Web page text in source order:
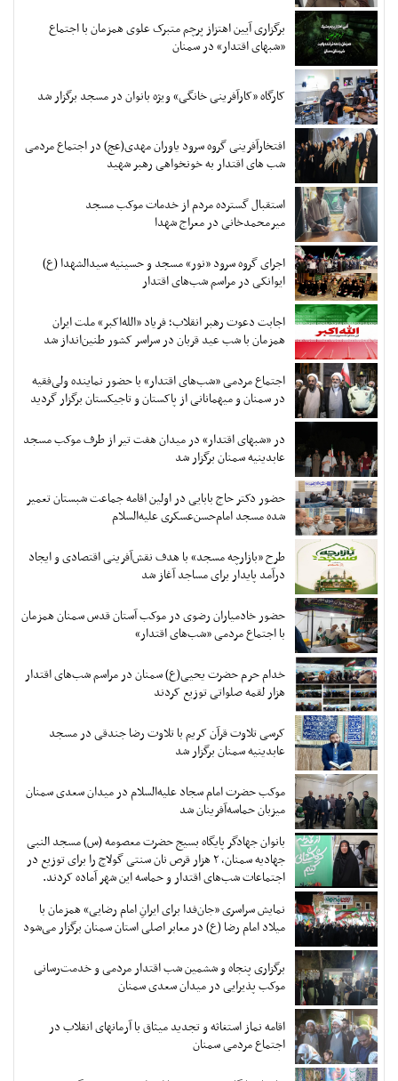
برگزاری آیین اهتزاز پرچم متبرک علوی همزمان با اجتماع
«شبهای اقتدار» در سمنان
کارگاه «کارآفرینی خانگی» ویژه بانوان در مسجد برگزار شد
افتخارآفرینی گروه سرود یاوران مهدی(عج) در اجتماع مردمی
شب های اقتدار به خونخواهی رهبر شهید
استقبال گسترده مردم از خدمات موکب مسجد
میرمحمدخانی در معراج شهدا
اجرای گروه سرود «نور» مسجد و حسینیه سیدالشهدا (ع)
ایوانکی در مراسم شب‌های اقتدار
اجابت دعوت رهبر انقلاب؛ فریاد «الله‌اکبر» ملت ایران
همزمان با شب عید قربان در سراسر کشور طنین‌انداز شد
اجتماع مردمی «شب‌های اقتدار» با حضور نماینده ولی‌فقیه
در سمنان و میهمانانی از پاکستان و تاجیکستان برگزار گردید
در «شبهای اقتدار» در میدان هفت تیر از طرف موکب مسجد
عابدینیه سمنان برگزار شد
حضور دکتر حاج بابایی در اولین اقامه جماعت شبستان تعمیر
شده مسجد امام‌حسن‌عسکری علیه‌السلام
طرح «بازارچه مسجد» با هدف نقش‌آفرینی اقتصادی و ایجاد
درآمد پایدار برای مساجد آغاز شد
حضور خادمیاران رضوی در موکب آستان قدس سمنان همزمان
با اجتماع مردمی «شب‌های اقتدار»
خدام حرم حضرت یحیی(ع) سمنان در مراسم شب‌های اقتدار
هزار لقمه صلواتی توزیع کردند
کرسی تلاوت قرآن کریم با تلاوت رضا جندقی در مسجد
عابدینیه سمنان برگزار شد
موکب حضرت امام سجاد علیه‌السلام در میدان سعدی سمنان
میزبان حماسه‌آفرینان شد
بانوان جهادگر پایگاه بسیج حضرت معصومه (س) مسجد النبی
جهادیه سمنان، ۲ هزار قرص نان سنتی گولاچ را برای توزیع در
اجتماعات شب‌های اقتدار و حماسه این شهر آماده کردند.
نمایش سراسری «جان‌فدا برای ایرانِ امام رضایی» همزمان با
میلاد امام رضا (ع) در معابر اصلی استان سمنان برگزار می‌شود
برگزاری پنجاه و ششمین شب اقتدار مردمی و خدمت‌رسانی
موکب پذیرایی در میدان سعدی سمنان
اقامه نماز استغاثه و تجدید میثاق با آرمانهای انقلاب در
اجتماع مردمی سمنان